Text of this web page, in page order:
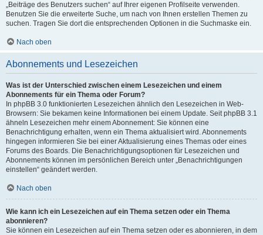
„Beiträge des Benutzers suchen“ auf Ihrer eigenen Profilseite verwenden.
Benutzen Sie die erweiterte Suche, um nach von Ihnen erstellen Themen zu
suchen. Tragen Sie dort die entsprechenden Optionen in die Suchmaske ein.
Nach oben
Abonnements und Lesezeichen
Was ist der Unterschied zwischen einem Lesezeichen und einem
Abonnements für ein Thema oder Forum?
In phpBB 3.0 funktionierten Lesezeichen ähnlich den Lesezeichen in Web-
Browsern: Sie bekamen keine Informationen bei einem Update. Seit phpBB 3.1
ähneln Lesezeichen mehr einem Abonnement: Sie können eine
Benachrichtigung erhalten, wenn ein Thema aktualisiert wird. Abonnements
hingegen informieren Sie bei einer Aktualisierung eines Themas oder eines
Forums des Boards. Die Benachrichtigungsoptionen für Lesezeichen und
Abonnements können im persönlichen Bereich unter „Benachrichtigungen
einstellen“ geändert werden.
Nach oben
Wie kann ich ein Lesezeichen auf ein Thema setzen oder ein Thema
abonnieren?
Sie können ein Lesezeichen auf ein Thema setzen oder es abonnieren, in dem